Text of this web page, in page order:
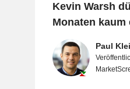
Kevin Warsh
Monaten
Paul